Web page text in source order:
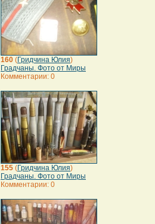
160 (Гридчина Юлия)
Градчаны. Фото от Миры
Комментарии: 0
155 (Гридчина Юлия)
Градчаны. Фото от Миры
Комментарии: 0